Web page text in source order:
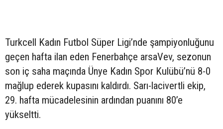
Turkcell Kadın Futbol Süper Ligi’nde şampiyonluğunu
geçen hafta ilan eden Fenerbahçe arsaVev, sezonun
son iç saha maçında Ünye Kadın Spor Kulübü’nü 8-0
mağlup ederek kupasını kaldırdı. Sarı-lacivertli ekip,
29. hafta mücadelesinin ardından puanını 80’e
yükseltti.